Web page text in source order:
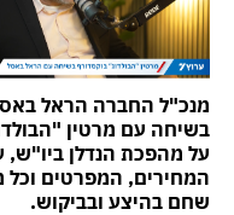
מנכ"ל החברה הראל באסל
בשיחה עם מרטין "הבולדוג"
על מהפכת הנדלן ביו"ש, על
המחירים, המפרטים וכל מה
שחם בהיצע ובביקוש.